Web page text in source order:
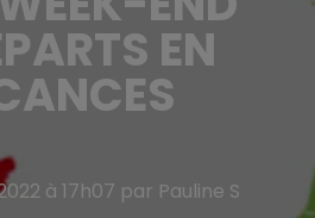
EN
à 17h07 par Pauline S